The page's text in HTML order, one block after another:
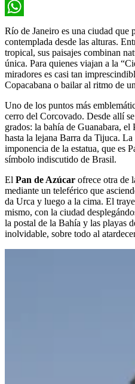
Twitter
WhatsApp
Río de Janeiro es una ciudad que
contemplada desde las alturas.
tropical, sus paisajes combinan
única. Para quienes viajan a la
miradores es casi tan
Copacabana o bailar al ritmo de
Uno de los puntos más
cerro del Corcovado. Desde allí
grados: la bahía de Guanabara,
hasta la lejana Barra da Tijuca.
imponencia de la estatua, que es
símbolo indiscutido de Brasil.
El Pan de Azúcar ofrece otra de
mediante un teleférico que
da Urca y luego a la cima. El
mismo, con la ciudad
la postal de la Bahía y las playas
inolvidable, sobre todo al